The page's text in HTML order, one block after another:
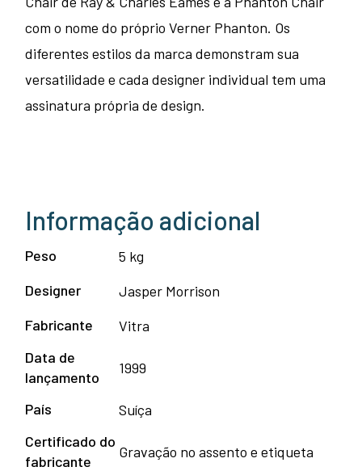
com o nome do próprio Verner Phanton. Os
diferentes estilos da marca demonstram sua
versatilidade e cada designer individual tem uma
assinatura própria de design.
Informação adicional
Peso
5 kg
Designer
Jasper Morrison
Fabricante
Vitra
Data de
lançamento
1999
País
Suíça
Certificado do
fabricante
Gravação no assento e etiqueta